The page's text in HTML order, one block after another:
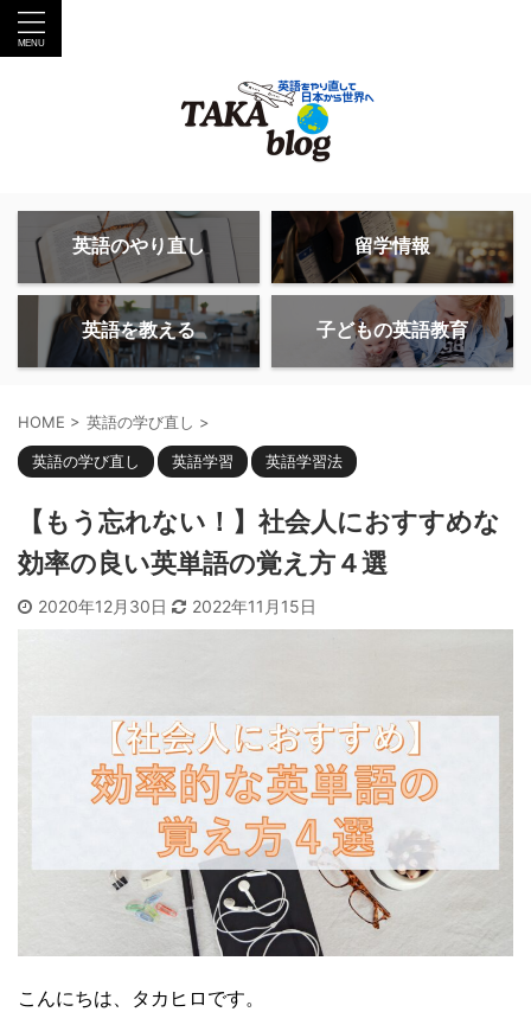
英語のやり直し 留学情報
英語を教える 子どもの英語教育
HOME > 英語の学び直し >
英語の学び直し 英語学習 英語学習法
【もう忘れない！】社会人におすすめな
効率の良い英単語の覚え方４選
2020年12月30日 2022年11月15日
こんにちは、タカヒロです。